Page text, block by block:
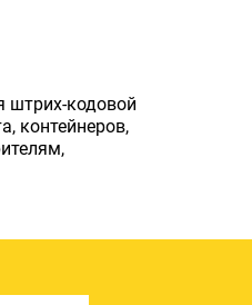
штрих-кодовой
контейнеров,